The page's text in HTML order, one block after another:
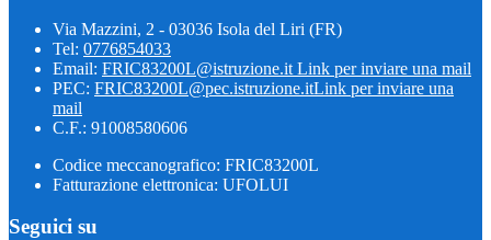
Via Mazzini, 2 - 03036 Isola del Liri (FR)
Tel: 0776854033
Email: FRIC83200L@istruzione.it Link per inviare una mail
PEC: FRIC83200L@pec.istruzione.itLink per inviare una
mail
C.F.: 91008580606
Codice meccanografico: FRIC83200L
Fatturazione elettronica: UFOLUI
Seguici su